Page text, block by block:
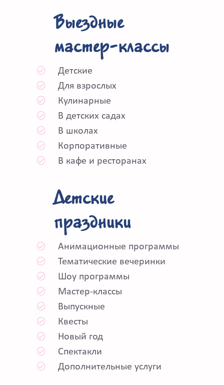
Детские
праздники
Анимационные программы
Тематические вечеринки
Шоу программы
Мастер-классы
Выпускные
Квесты
Новый год
Спектакли
Дополнительные услуги
Выездные
мастер-классы
Детские
Для взрослых
Кулинарные
В детских садах
В школах
Корпоративные
В кафе и ресторанах